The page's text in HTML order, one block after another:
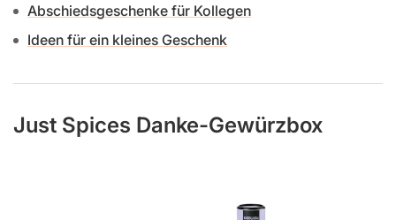
Abschiedsgeschenke für Kollegen
Ideen für ein kleines Geschenk
Just Spices Danke-Gewürzbox